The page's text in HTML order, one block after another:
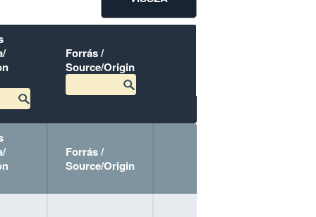
Forrás /
Source/Origin
Forrás /
Source/Origin